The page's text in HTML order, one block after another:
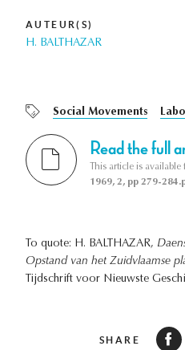
AUTEUR(S)
H. BALTHAZAR
Social Movements
Read the full
This article is
1969, 2, pp 279-
To quote: H. BALTHAZAR,
Opstand van het Zuidvlaamse
Tijdschrift voor Nieuwste
SHARE